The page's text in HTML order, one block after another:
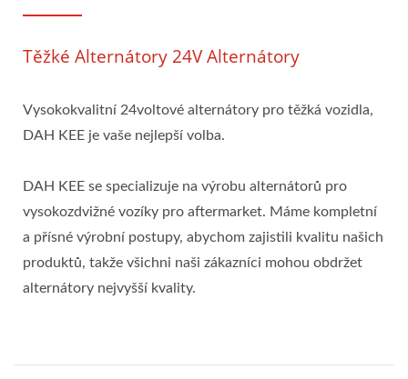
Těžké Alternátory 24V Alternátory
Vysokokvalitní 24voltové alternátory pro těžká vozidla,
DAH KEE je vaše nejlepší volba.
DAH KEE se specializuje na výrobu alternátorů pro
vysokozdvižné vozíky pro aftermarket. Máme kompletní
a přísné výrobní postupy, abychom zajistili kvalitu našich
produktů, takže všichni naši zákazníci mohou obdržet
alternátory nejvyšší kvality.